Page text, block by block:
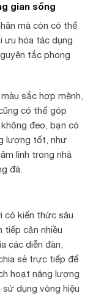
gian sống
mà còn có thể
ưu hóa tác dụng
tắc phong
sắc hợp mệnh,
có thể góp
đeo, bạn có
lượng tốt, như
linh trong nhà
đá.
có kiến thức sâu
tiếp cận nhiều
các diễn đàn,
sẻ trực tiếp để
hoạt năng lượng
dụng vòng hiệu